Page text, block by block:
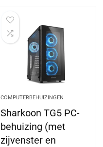
COMPUTERBEHUIZINGEN
Sharkoon TG5 PC-
behuizing (met
zijvenster en